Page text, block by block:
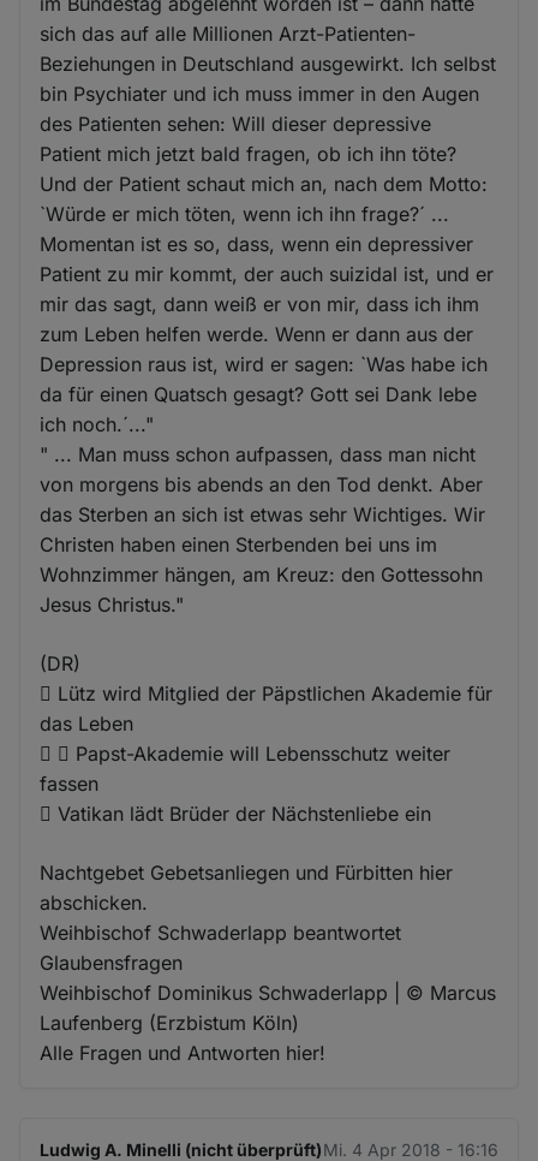
sich das auf alle Millionen Arzt-Patienten-
Beziehungen in Deutschland ausgewirkt. Ich selbst
bin Psychiater und ich muss immer in den Augen
des Patienten sehen: Will dieser depressive
Patient mich jetzt bald fragen, ob ich ihn töte?
Und der Patient schaut mich an, nach dem Motto:
`Würde er mich töten, wenn ich ihn frage?´ ...
Momentan ist es so, dass, wenn ein depressiver
Patient zu mir kommt, der auch suizidal ist, und er
mir das sagt, dann weiß er von mir, dass ich ihm
zum Leben helfen werde. Wenn er dann aus der
Depression raus ist, wird er sagen: `Was habe ich
da für einen Quatsch gesagt? Gott sei Dank lebe
ich noch.´..."
" ... Man muss schon aufpassen, dass man nicht
von morgens bis abends an den Tod denkt. Aber
das Sterben an sich ist etwas sehr Wichtiges. Wir
Christen haben einen Sterbenden bei uns im
Wohnzimmer hängen, am Kreuz: den Gottessohn
Jesus Christus."
(DR)
 Lütz wird Mitglied der Päpstlichen Akademie für
das Leben
  Papst-Akademie will Lebensschutz weiter
fassen
 Vatikan lädt Brüder der Nächstenliebe ein
Nachtgebet Gebetsanliegen und Fürbitten hier
abschicken.
Weihbischof Schwaderlapp beantwortet
Glaubensfragen
Weihbischof Dominikus Schwaderlapp | © Marcus
Laufenberg (Erzbistum Köln)
Alle Fragen und Antworten hier!
Ludwig A. Minelli (nicht überprüft)Mi. 4 Apr 2018 - 16:16